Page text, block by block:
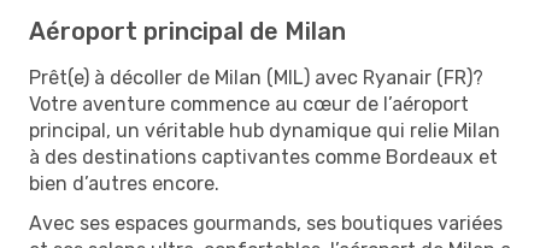
Aéroport principal de Milan
Prêt(e) à décoller de Milan (MIL) avec Ryanair (FR)?
Votre aventure commence au cœur de l’aéroport
principal, un véritable hub dynamique qui relie Milan
à des destinations captivantes comme Bordeaux et
bien d’autres encore.
Avec ses espaces gourmands, ses boutiques variées